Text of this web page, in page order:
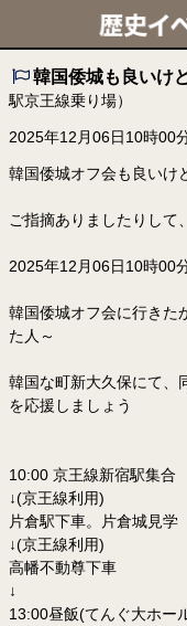
韓国倭城も良いけ
駅京王線乗り場）
2025年12月06日10時00
韓国倭城オフ会も良いけ
ご指摘ありましたりして
2025年12月06日10時00
韓国倭城オフ会に行きた
た人～
韓国な町新大久保にて、
を応援しましょう
10:00 京王線新宿駅集合
↓(京王線利用)
片倉駅下車。片倉城見学
↓(京王線利用)
高幡不動尊下車
↓
13:00昼飯(てんぐ大ホー